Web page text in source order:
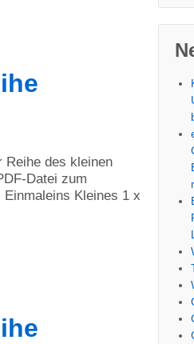
Reihe des kleinen
Datei zum
Kleines 1 x